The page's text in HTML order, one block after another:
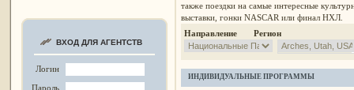
ВХОД ДЛЯ АГЕНТСТВ
Логин
Пароль
также поездки на самые интересные
выставки, гонки NASCAR или финал НХЛ.
Направление Регион
ИНДИВИДУАЛЬНЫЕ ПРОГРАММЫ